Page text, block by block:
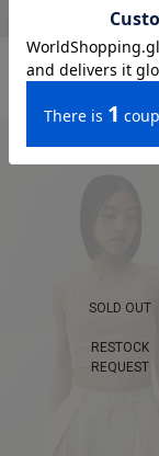
カップ付きバンド
¥ 4,950
SOLD OUT
RESTOCK
REQUEST